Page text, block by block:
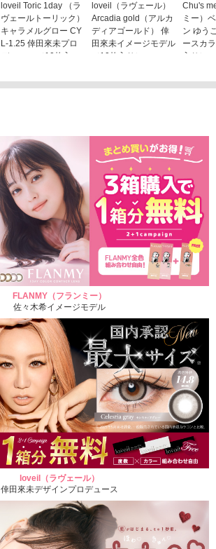
loveil Toric 1day （ラ
ヴェールトーリック）
キャラメルグロー CY
L-1.25 倖田來未プロ
デュース （10枚入
1,760円(税込)
loveil（ラヴェール）
Arcadia gold（アルカ
ディアゴールド） 倖
田來未イメージモデル
（10枚入り）
Chu's
ミー）
ン ゆう
ースカ
入り）
FLANMY（フランミー）
佐々木希イメージモデル
loveil（ラヴェール）
倖田來未デザインプロデュース